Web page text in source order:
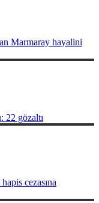
Marmaray hayalini
22 gözaltı
cezasına